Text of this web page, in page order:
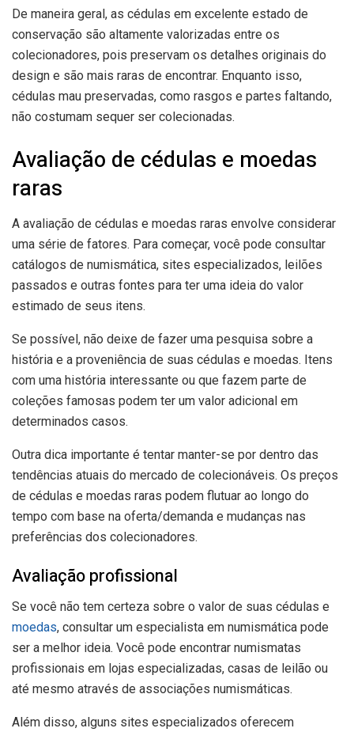
De maneira geral, as cédulas em excelente estado de
conservação são altamente valorizadas entre os
colecionadores, pois preservam os detalhes originais do
design e são mais raras de encontrar. Enquanto isso,
cédulas mau preservadas, como rasgos e partes faltando,
não costumam sequer ser colecionadas.
Avaliação de cédulas e moedas
raras
A avaliação de cédulas e moedas raras envolve considerar
uma série de fatores. Para começar, você pode consultar
catálogos de numismática, sites especializados, leilões
passados e outras fontes para ter uma ideia do valor
estimado de seus itens.
Se possível, não deixe de fazer uma pesquisa sobre a
história e a proveniência de suas cédulas e moedas. Itens
com uma história interessante ou que fazem parte de
coleções famosas podem ter um valor adicional em
determinados casos.
Outra dica importante é tentar manter-se por dentro das
tendências atuais do mercado de colecionáveis. Os preços
de cédulas e moedas raras podem flutuar ao longo do
tempo com base na oferta/demanda e mudanças nas
preferências dos colecionadores.
Avaliação profissional
Se você não tem certeza sobre o valor de suas cédulas e
moedas, consultar um especialista em numismática pode
ser a melhor ideia. Você pode encontrar numismatas
profissionais em lojas especializadas, casas de leilão ou
até mesmo através de associações numismáticas.
Além disso, alguns sites especializados oferecem